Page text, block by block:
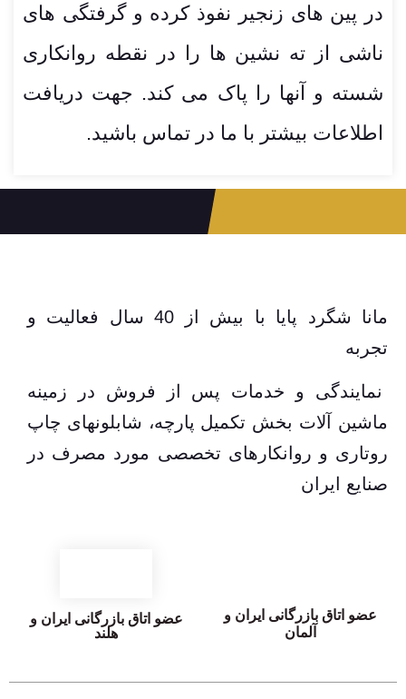
در پین های زنجیر نفوذ کرده و گرفتگی های
ناشی از ته نشین ها را در نقطه روانکاری
شسته و آنها را پاک می کند. جهت دریافت
اطلاعات بیشتر با ما در تماس باشید.
مانا شگرد پایا با بیش از 40 سال فعالیت و
تجربه
نمایندگی و خدمات پس از فروش در زمینه
ماشین آلات بخش تکمیل پارچه، شابلونهای چاپ
روتاری و روانکارهای تخصصی مورد مصرف در
صنایع ایران
عضو اتاق بازرگانی ایران و
آلمان
عضو اتاق بازرگانی ایران و
هلند